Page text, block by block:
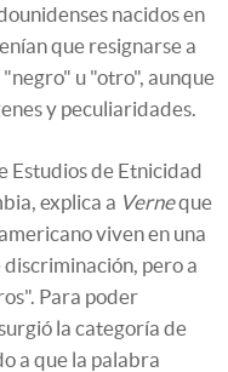
nacidos en
que resignarse a
u "otro", aunque
y peculiaridades.
Estudios de Etnicidad
explica a Verneque
viven en una
pero a
Para poder
la categoría de
a que la palabra